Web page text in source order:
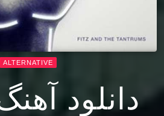
ALTERNATIVE